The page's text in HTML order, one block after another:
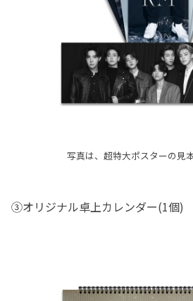
写真は、超特大ポスターの
③オリジナル卓上カレンダー(1個)